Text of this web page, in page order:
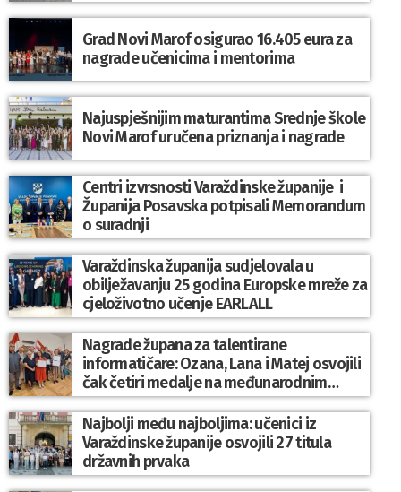
Grad Novi Marof osigurao 16.405 eura za
nagrade učenicima i mentorima
Najuspješnijim maturantima Srednje škole
Novi Marof uručena priznanja i nagrade
Centri izvrsnosti Varaždinske županije i
Županija Posavska potpisali Memorandum
o suradnji
Varaždinska županija sudjelovala u
obilježavanju 25 godina Europske mreže za
cjeloživotno učenje EARLALL
Nagrade župana za talentirane
informatičare: Ozana, Lana i Matej osvojili
čak četiri medalje na međunarodnim
natjecanjima
Najbolji među najboljima: učenici iz
Varaždinske županije osvojili 27 titula
državnih prvaka